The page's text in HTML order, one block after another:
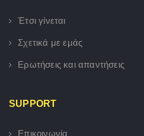
Έτσι γίνεται
Σχετικά με εμάς
Ερωτήσεις και απαντήσεις
SUPPORT
Επικοινωνία